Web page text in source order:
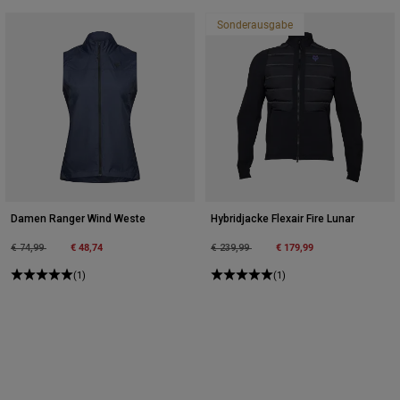
Damen Ranger Wind Weste
Price reduced from
€ 74,99to € 48,74
(1)
Sonderausgabe
Hybridjacke Flexair Fire Lunar
Price reduced from
€ 239,99to € 179,99
(1)